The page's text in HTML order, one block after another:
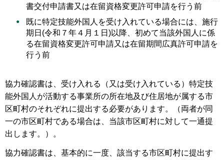
書交付申請書又は在留資格変更許可申請を行う前
既に特定技能外国人を受け入れている場合には、施行
期日(令和７年４月１日)以降、初めて当該外国人に係
る在留資格変更許可申請又は在留期間広真許可申請を
行う前
協力確認書は、受け入れる（又は受け入れている）特定技
能外国人が活動する事業所の所在地及び住居地が属する市
区町村のそれぞれに提出する必要があります。（両者が同
一の市区町村である場合は、当該市区町村に対して一通提
出します。）。
協力確認書は、基本的に一度、該当する市区町村に提出す